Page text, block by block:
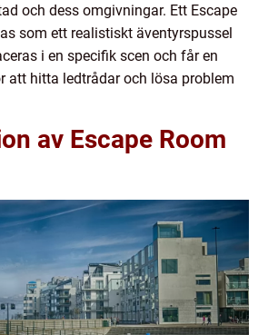
och dess omgivningar. Ett Escape
som ett realistiskt äventyrspussel
i en specifik scen och får en
att hitta ledtrådar och lösa problem
av Escape Room